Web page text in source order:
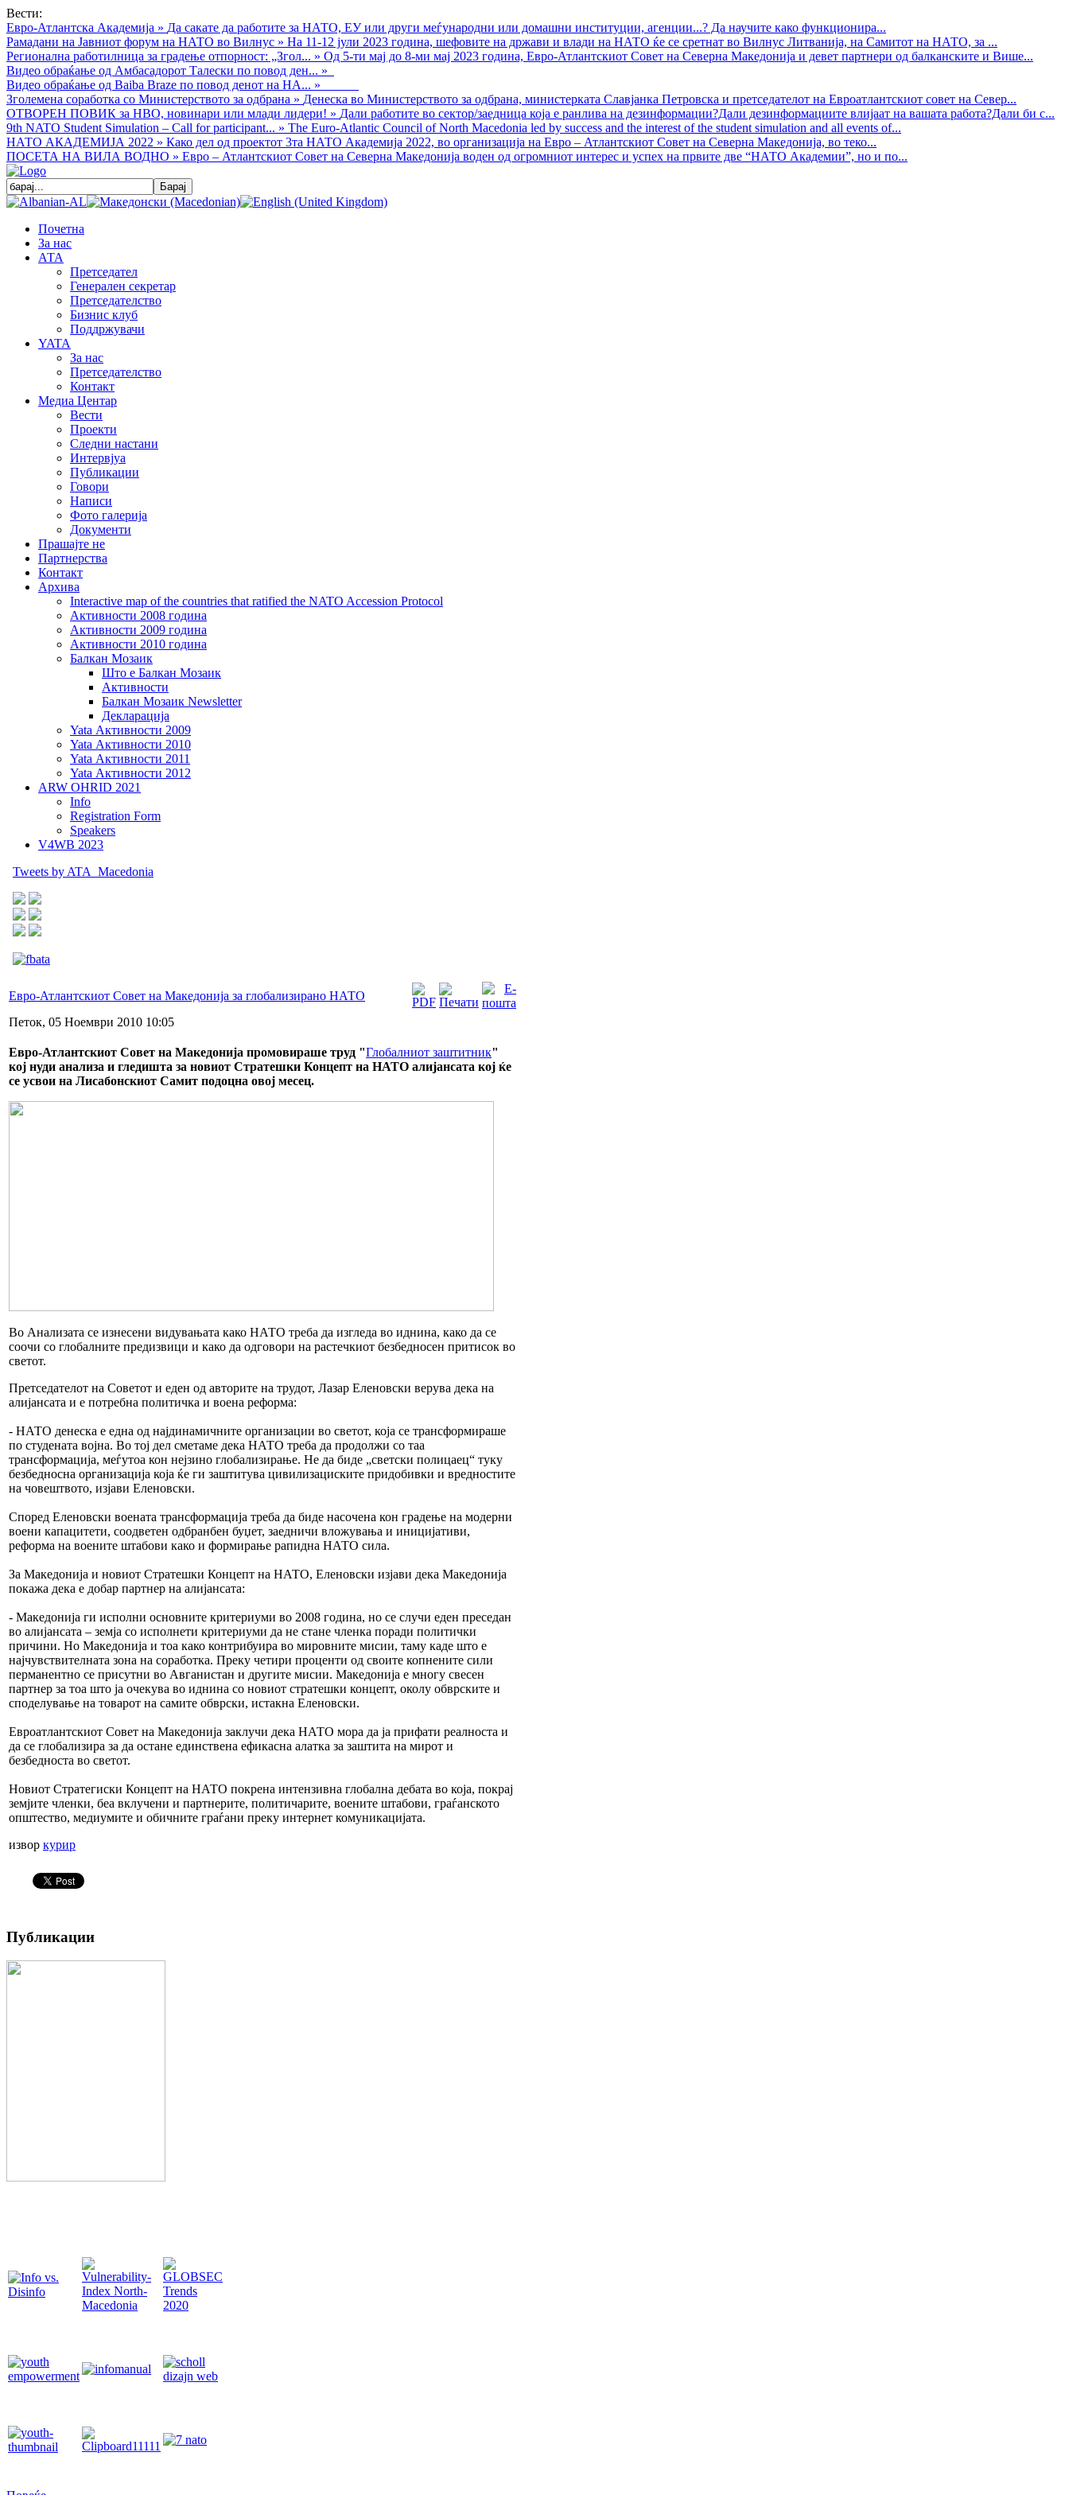
Вести:
Евро-Атлантска Академија » Да сакате да работите за НАТО, ЕУ или други меѓународни или домашни институции, агенции...? Да научите како функционира...
Рамадани на Јавниот форум на НАТО во Вилнус » На 11-12 јули 2023 година, шефовите на држави и влади на НАТО ќе се сретнат во Вилнус Литванија, на Самитот на НАТО, за ...
Регионална работилница за градење отпорност: „Згол... » Од 5-ти мај до 8-ми мај 2023 година, Евро-Атлантскиот Совет на Северна Македонија и девет партнери од балканските и Више...
Видео обраќањe од Амбасадорот Талески по повод ден... »
Видео обраќање од Baiba Braze по повод денот на НА... »
Зголемена соработка со Министерството за одбрана » Денеска во Министерството за одбрана, министерката Славјанка Петровска и претседателот на Евроатлантскиот совет на Север...
ОТВОРЕН ПОВИК за НВО, новинари или млади лидери! » Дали работите во сектор/заедница која е ранлива на дезинформации?Дали дезинформациите влијаат на вашата работа?Дали би с...
9th NATO Student Simulation – Call for participant... » The Euro-Atlantic Council of North Macedonia led by success and the interest of the student simulation and all events of...
НАТО АКАДЕМИЈА 2022 » Како дел од проектот 3та НАТО Академија 2022, во организација на Евро – Атлантскиот Совет на Северна Македонија, во теко...
ПОСЕТА НА ВИЛА ВОДНО » Евро – Атлантскиот Совет на Северна Македонија воден од огромниот интерес и успех на првите две “НАТО Академии”, но и по...
Почетна
За нас
АТА
Претседател
Генерален секретар
Претседателство
Бизнис клуб
Поддржувачи
YATA
За нас
Претседателство
Контакт
Медиа Центар
Вести
Проекти
Следни настани
Интервјуа
Публикации
Говори
Написи
Фото галерија
Документи
Прашајте не
Партнерства
Контакт
Архива
Interactive map of the countries that ratified the NATO Accession Protocol
Активности 2008 година
Активности 2009 година
Активности 2010 година
Балкан Мозаик
Што е Балкан Мозаик
Активности
Балкан Мозаик Newsletter
Декларација
Yata Активности 2009
Yata Активности 2010
Yata Активности 2011
Yata Активности 2012
ARW OHRID 2021
Info
Registration Form
Speakers
V4WB 2023
Tweets by ATA_Macedonia
Евро-Атлантскиот Совет на Македонија за глобализирано НАТО
Петок, 05 Ноември 2010 10:05
Евро-Атлантскиот Совет на Македонија промовираше труд "Глобалниот заштитник"
кој нуди анализа и гледишта за новиот Стратешки Концепт на НАТО алијансата кој ќе
се усвои на Лисабонскиот Самит подоцна овој месец.
Во Анализата се изнесени видувањата како НАТО треба да изгледа во иднина, како да се
соочи со глобалните предизвици и како да одговори на растечкиот безбедносен притисок во
светот.
Претседателот на Советот и еден од авторите на трудот, Лазар Еленовски верува дека на
алијансата и е потребна политичка и воена реформа:
- НАТО денеска е една од најдинамичните организации во светот, која се трансформираше
по студената војна. Во тој дел сметаме дека НАТО треба да продолжи со таа
трансформација, меѓутоа кон нејзино глобализирање. Не да биде „светски полицаец“ туку
безбедносна организација која ќе ги заштитува цивилизациските придобивки и вредностите
на човештвото, изјави Еленовски.
Според Еленовски воената трансформација треба да биде насочена кон градење на модерни
воени капацитети, соодветен одбранбен буџет, заедничи вложувања и иницијативи,
реформа на воените штабови како и формирање рапидна НАТО сила.
За Македонија и новиот Стратешки Концепт на НАТО, Еленовски изјави дека Македонија
покажа дека е добар партнер на алијансата:
- Македонија ги исполни основните критериуми во 2008 година, но се случи еден преседан
во алијансата – земја со исполнети критериуми да не стане членка поради политички
причини. Но Македонија и тоа како контрибуира во мировните мисии, таму каде што е
најчувствителната зона на соработка. Преку четири проценти од своите копнените сили
перманентно се присутни во Авганистан и другите мисии. Македонија е многу свесен
партнер за тоа што ја очекува во иднина со новиот стратешки концепт, околу обврските и
споделување на товарот на самите обврски, истакна Еленовски.
Евроатлантскиот Совет на Македонија заклучи дека НАТО мора да ја прифати реалноста и
да се глобализира за да остане единствена ефикасна алатка за заштита на мирот и
безбедноста во светот.
Новиот Стратегиски Концепт на НАТО покрена интензивна глобална дебата во која, покрај
земјите членки, беа вклучени и партнерите, политичарите, воените штабови, граѓанското
општество, медиумите и обичните граѓани преку интернет комуникацијата.
извор курир
Публикации